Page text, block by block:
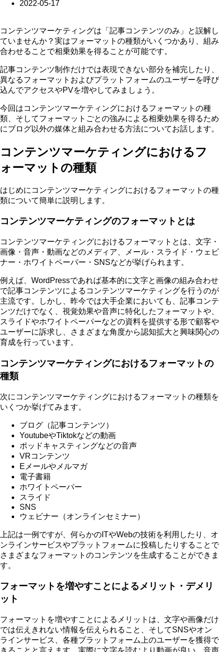
2022-05-17
コンテンツマーケティングは「記事コンテンツのみ」と誤解し
ていませんか？実はフォーマットの種類がいくつかあり、組み
合わせることで相乗効果を得ることが可能です。
記事コンテンツ制作だけでは表現できない部分を補完したり、
異なるフォーマットおよびプラットフォームのユーザーを呼び
込んでアクセスやPVを増やしてみましょう。
今回はコンテンツマーケティングにおけるフォーマットの種
類、そしてフォーマットごとの強みによる相乗効果を得るため
にブログ以外の媒体と組み合わせる方法についてお話します。
コンテンツマーケティングにおけるフ
ォーマットの種類
はじめにコンテンツマーケティングにおけるフォーマットの種
類について簡単に説明します。
コンテンツマーケティングのフォーマットとは
コンテンツマーケティングにおけるフォーマットとは、文字・
画像・音声・動画などのメディア、メール・スライド・ウェビ
ナー・ホワイトペーパー・SNSなどが挙げられます。
例えば、WordPressであれば基本的に文字と画像の組み合わせ
で記事コンテンツによるコンテンツマーケティングを行うのが
主流です。しかし、昨今では大手企業においても、記事コンテ
ンツだけでなく、視覚効果や音声に特化したフォーマットや、
スライドやホワイトペーパーなどの資料を提供する形で顧客や
ユーザーに訴求し、さまざまな角度から認知拡大と興味関心の
育成を行っています。
コンテンツマーケティングにおけるフォーマットの
種類
次にコンテンツマーケティングにおけるフォーマットの種類を
いくつか挙げてみます。
ブログ（記事コンテンツ）
YoutubeやTiktokなどの動画
ポッドキャスティングなどの音声
VRコンテンツ
Eメールやメルマガ
電子書籍
ホワイトペーパー
スライド
SNS
ウェビナー（オンラインセミナー）
上記は一例ですが、何らかのITやWebの技術を利用したり、オ
ンラインサービスやプラットフォームに投稿したりすることで
さまざまなフォーマットのコンテンツを生成することができま
す。
フォーマットを増やすことによるメリット・デメリ
ット
フォーマットを増やすことによるメリットは、文字や画像だけ
では伝えきれない情報を伝えられること、そしてSNSやオン
ラインサービス、各種プラットフォーム上のユーザーを獲得で
きることと言えます。実際に文字を読むより動画が良い、音声